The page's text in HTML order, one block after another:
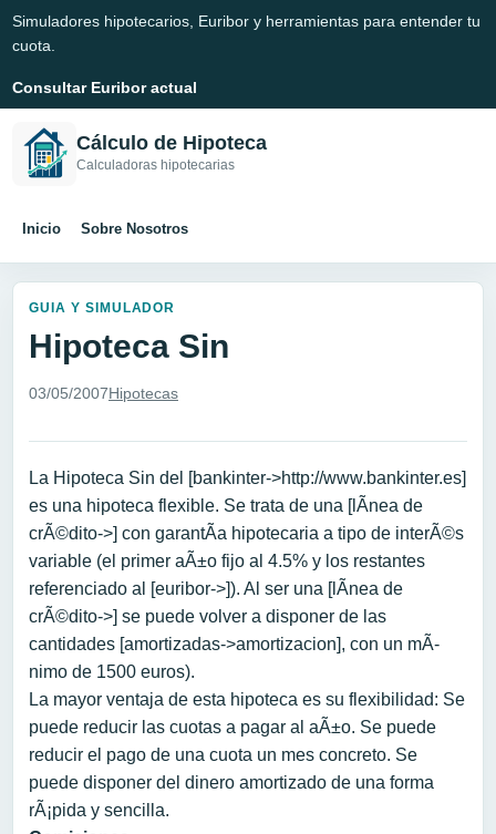
Simuladores hipotecarios, Euribor y herramientas para entender tu
cuota.
Consultar Euribor actual
Cálculo de Hipoteca
Calculadoras hipotecarias
Inicio Sobre Nosotros
GUIA Y SIMULADOR
Hipoteca Sin
03/05/2007Hipotecas
La Hipoteca Sin del [bankinter->http://www.bankinter.es]
es una hipoteca flexible. Se trata de una [lÃ­nea de
crÃ©dito->] con garantÃ­a hipotecaria a tipo de interÃ©s
variable (el primer aÃ±o fijo al 4.5% y los restantes
referenciado al [euribor->]). Al ser una [lÃ­nea de
crÃ©dito->] se puede volver a disponer de las
cantidades [amortizadas->amortizacion], con un mÃ­
nimo de 1500 euros).
La mayor ventaja de esta hipoteca es su flexibilidad: Se
puede reducir las cuotas a pagar al aÃ±o. Se puede
reducir el pago de una cuota un mes concreto. Se
puede disponer del dinero amortizado de una forma
rÃ¡pida y sencilla.